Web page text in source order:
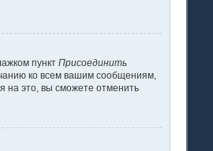
пункт Присоединить
ко всем вашим сообщениям,
на это, вы сможете отменить